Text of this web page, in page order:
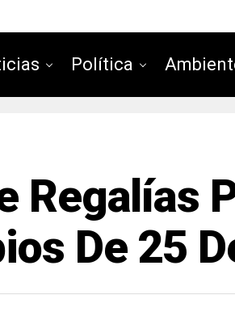
Política
Regalías
De 25